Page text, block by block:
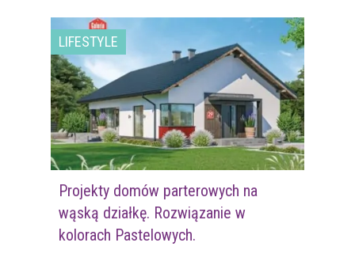
LIFESTYLE
Projekty domów parterowych na
wąską działkę. Rozwiązanie w
kolorach Pastelowych.